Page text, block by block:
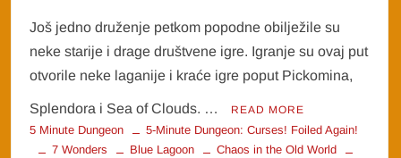
Još jedno druženje petkom popodne obilježile su
neke starije i drage društvene igre. Igranje su ovaj put
otvorile neke laganije i kraće igre poput Pickomina,
Splendora i Sea of Clouds. … READ MORE
5 Minute Dungeon
5-Minute Dungeon: Curses! Foiled Again!
7 Wonders
Blue Lagoon
Chaos in the Old World